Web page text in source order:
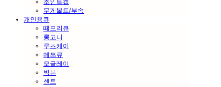
조인트캡
무게볼트/부속
개인용큐
떼오리큐
롱고니
루츠케이
메쯔큐
모글레이
빅본
센토